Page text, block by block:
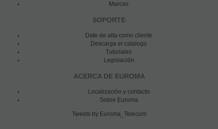
Marcas
SOPORTE
Date de alta como cliente
Descarga el catalogo
Tutoriales
Legislación
ACERCA DE EUROMA
Localización y contacto
Sobre Euroma
Tweets by Euroma_Telecom